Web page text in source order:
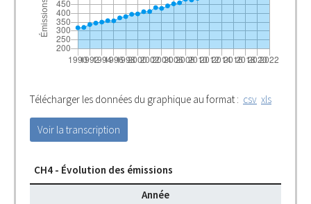
Télécharger les données du graphique au format : csv xls
Voir la transcription
CH4 - Évolution des émissions
Année